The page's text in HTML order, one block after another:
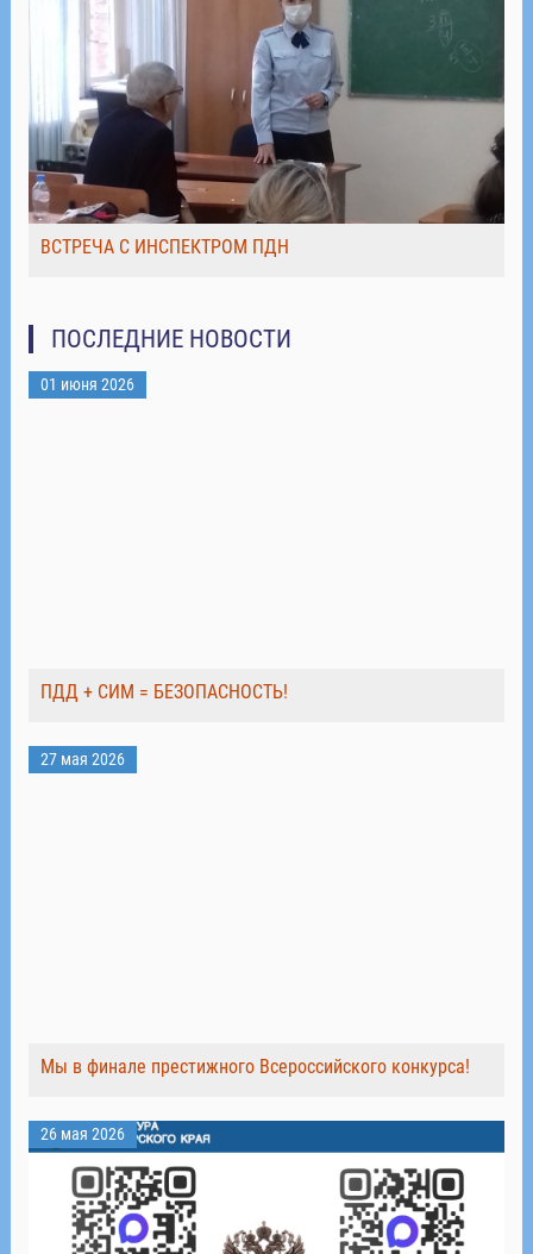
ВСТРЕЧА С ИНСПЕКТРОМ ПДН
ПОСЛЕДНИЕ НОВОСТИ
01 июня 2026
ПДД + СИМ = БЕЗОПАСНОСТЬ!
27 мая 2026
Мы в финале престижного Всероссийского конкурса!
26 мая 2026